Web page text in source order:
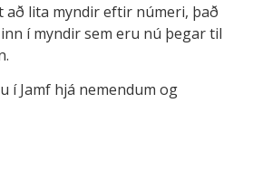
lita myndir eftir númeri, það
í myndir sem eru nú þegar til
í Jamf hjá nemendum og